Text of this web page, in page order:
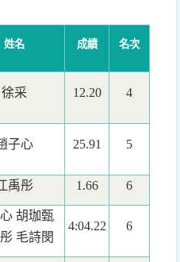
姓名 成績 名次
徐采 12.20 4
子心 25.91 5
禹彤 1.66 6
胡珈甄
毛詩閔
4:04.22 6